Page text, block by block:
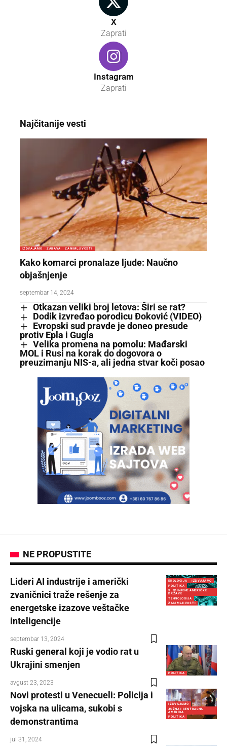
X
Zaprati
Instagram
Zaprati
Najčitanije vesti
IZDVAJAMO ZABAVA ZANIMLJIVOSTI
Kako komarci pronalaze ljude: Naučno
objašnjenje
septembar 14, 2024
Otkazan veliki broj letova: Širi se rat?
Dodik izvređao porodicu Đoković (VIDEO)
Evropski sud pravde je doneo presude
protiv Epla i Gugla
Velika promena na pomolu: Mađarski
MOL i Rusi na korak do dogovora o
preuzimanju NIS-a, ali jedna stvar koči posao
NE PROPUSTITE
EKOLOGIJA
IZDVAJAMO
POLITIKA
SJEDINJENE AMERIČKE
DRŽAVE
TEHNOLOGIJA
ZANIMLJIVOSTI
Lideri AI industrije i američki
zvaničnici traže rešenje za
energetske izazove veštačke
inteligencije
septembar 13, 2024
POLITIKA
Ruski general koji je vodio rat u
Ukrajini smenjen
avgust 23, 2023
IZDVAJAMO
JUŽNA I CENTRALNA
AMERIKA
POLITIKA
Novi protesti u Venecueli: Policija i
vojska na ulicama, sukobi s
demonstrantima
jul 31, 2024